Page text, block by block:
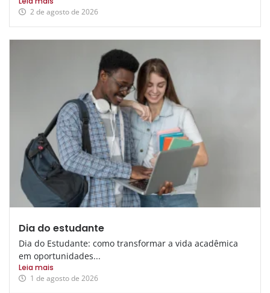
2 de agosto de 2026
Dia do estudante
Dia do Estudante: como transformar a vida acadêmica
em oportunidades...
Leia mais
1 de agosto de 2026